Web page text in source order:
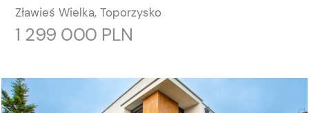
Zławieś Wielka, Toporzysko
1 299 000 PLN